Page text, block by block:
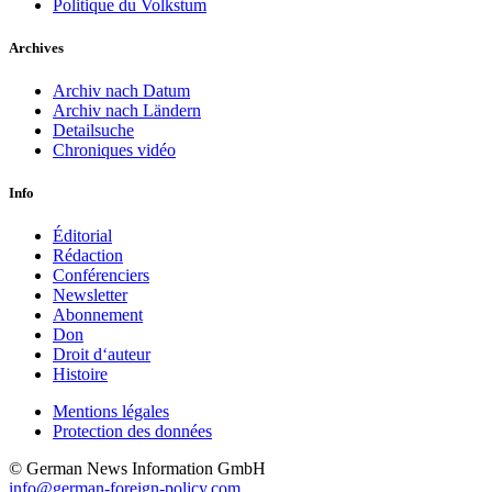
Politique du Volkstum
Archives
Archiv nach Datum
Archiv nach Ländern
Detailsuche
Chroniques vidéo
Info
Éditorial
Rédaction
Conférenciers
Newsletter
Abonnement
Don
Droit d‘auteur
Histoire
Mentions légales
Protection des données
© German News Information GmbH